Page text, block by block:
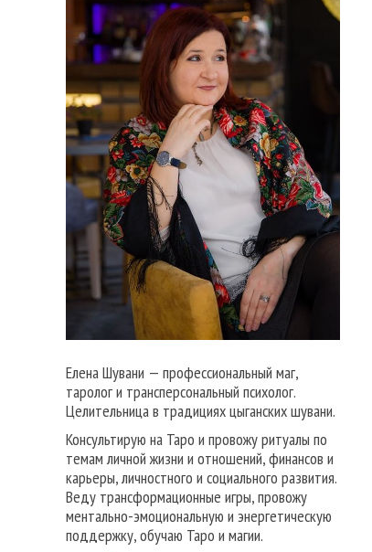
Елена Шувани — профессиональный маг,
таролог и трансперсональный психолог.
Целительница в традициях цыганских шувани.
Консультирую на Таро и провожу ритуалы по
темам личной жизни и отношений, финансов и
карьеры, личностного и социального развития.
Веду трансформационные игры, провожу
ментально-эмоциональную и энергетическую
поддержку, обучаю Таро и магии.